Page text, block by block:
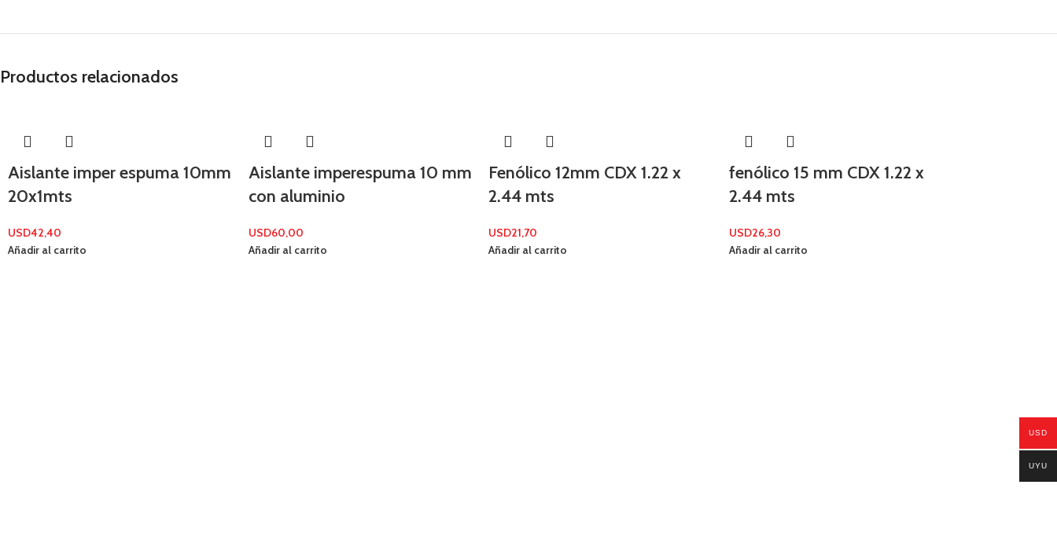
Productos relacionados
Aislante imper espuma 10mm
20x1mts
USD42,40
Añadir al carrito
Aislante imperespuma 10 mm
con aluminio
USD60,00
Añadir al carrito
Fenólico 12mm CDX 1.22 x
2.44 mts
USD21,70
Añadir al carrito
fenólico 15 mm CDX 1.22 x
2.44 mts
USD26,30
Añadir al carrito
USD
UYU